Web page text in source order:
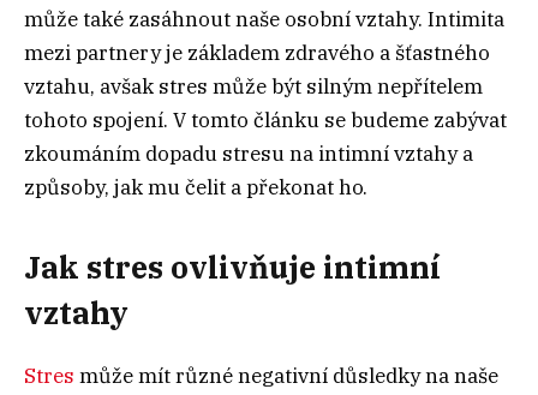
může také zasáhnout naše osobní vztahy. Intimita
mezi partnery je základem zdravého a šťastného
vztahu, avšak stres může být silným nepřítelem
tohoto spojení. V tomto článku se budeme zabývat
zkoumáním dopadu stresu na intimní vztahy a
způsoby, jak mu čelit a překonat ho.
Jak stres ovlivňuje intimní
vztahy
Stres může mít různé negativní důsledky na naše